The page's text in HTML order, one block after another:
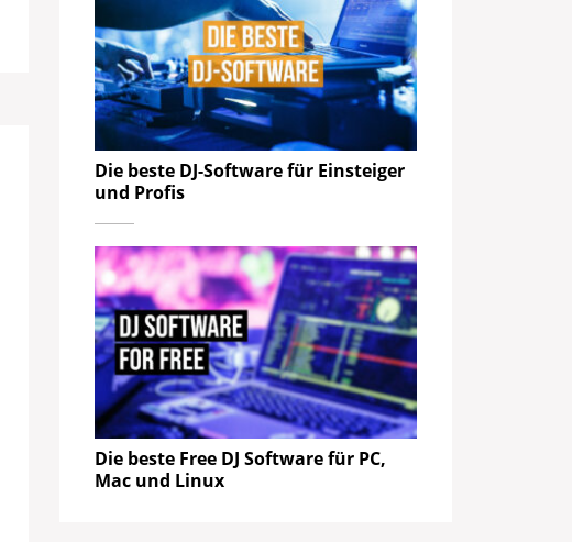
Die beste DJ-Software für Einsteiger
und Profis
Die beste Free DJ Software für PC,
Mac und Linux